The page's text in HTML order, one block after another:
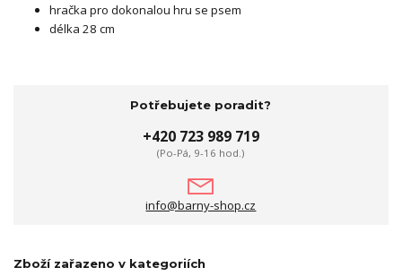
hračka pro dokonalou hru se psem
délka 28 cm
Potřebujete poradit?
+420 723 989 719
(Po-Pá, 9-16 hod.)
info@barny-shop.cz
Zboží zařazeno v kategoriích